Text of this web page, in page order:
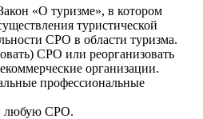
«О туризме», в котором
туристической
СРО в области туризма.
СРО или реорганизовать
организации.
профессиональные
любую СРО.